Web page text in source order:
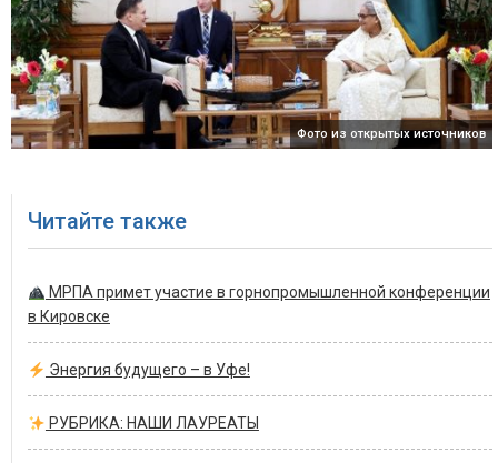
Фото из открытых источников
Читайте также
МРПА примет участие в горнопромышленной конференции
в Кировске
Энергия будущего – в Уфе!
РУБРИКА: НАШИ ЛАУРЕАТЫ